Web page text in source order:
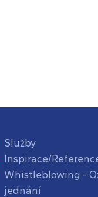
Služby
Inspirace/
Whistleblowing -
jednání